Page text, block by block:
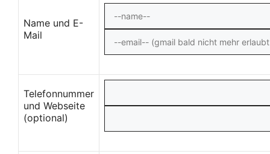
Name und E-
Mail
Telefonnummer
und Webseite
(optional)